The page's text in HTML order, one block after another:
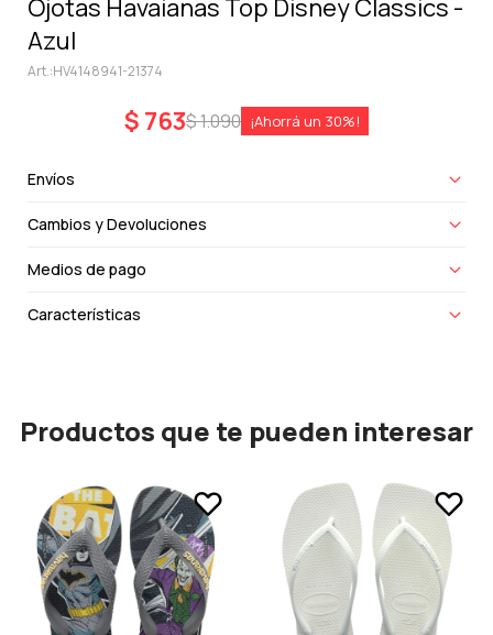
Ojotas Havaianas Top Disney Classics -
Azul
HV4148941-21374
$ 763$1.090 30
Envíos
Cambios y Devoluciones
Medios de pago
Características
Productos que te pueden interesar